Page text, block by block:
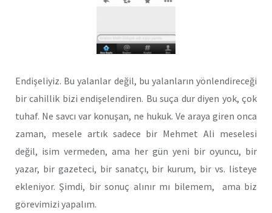
Endişeliyiz. Bu yalanlar değil, bu yalanların yönlendireceği
bir cahillik bizi endişelendiren. Bu suça dur diyen yok, çok
tuhaf. Ne savcı var konuşan, ne hukuk. Ve araya giren onca
zaman, mesele artık sadece bir Mehmet Ali meselesi
değil, isim vermeden, ama her gün yeni bir oyuncu, bir
yazar, bir gazeteci, bir sanatçı, bir kurum, bir vs. listeye
ekleniyor. Şimdi, bir sonuç alınır mı bilemem, ama biz
görevimizi yapalım.